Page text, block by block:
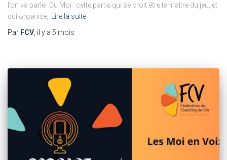
l’on va parler Du Moi : cette partie qui se croit être le maître du jeu, et
qui organise,
Lire la suite
Par FCV , il y a 5 mois